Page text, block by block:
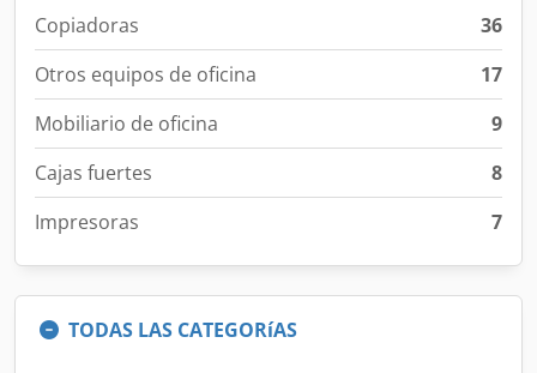
Copiadoras
36
Otros equipos de oficina
17
Mobiliario de oficina
9
Cajas fuertes
8
Impresoras
7
TODAS LAS CATEGORíAS